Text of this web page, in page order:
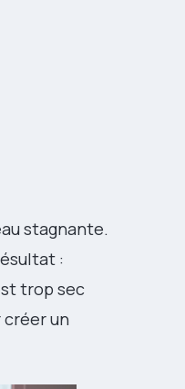
stagnante.
:
trop sec
créer un